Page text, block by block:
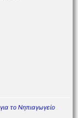
το Νηπιαγωγείο